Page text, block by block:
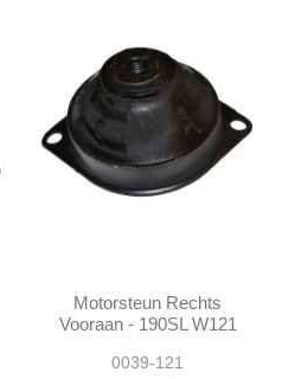
Motorsteun Rechts
Vooraan - 190SL W121
W111 W113 -
0039-121